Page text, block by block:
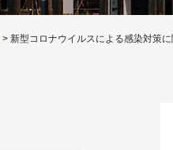
> 新型コロナウイルスによる感染対策